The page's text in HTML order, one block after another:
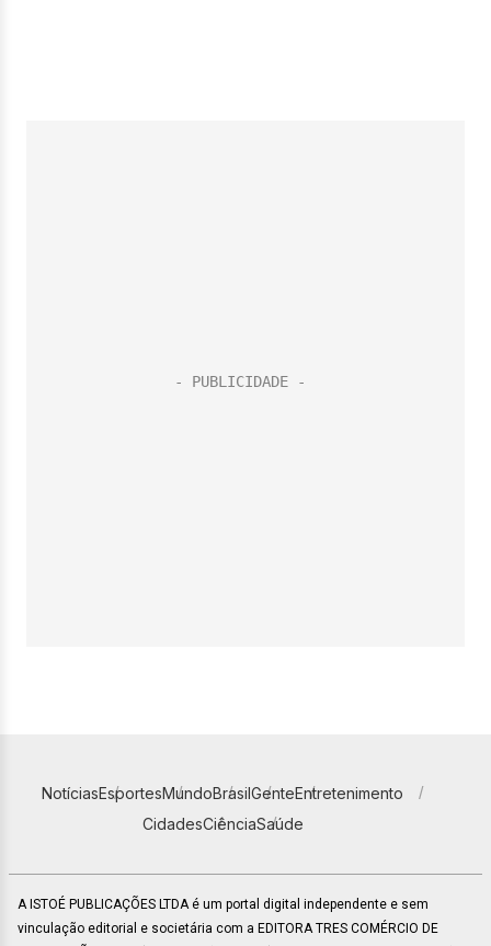
NotíciasEsportesMundoBrasilGenteEntretenimento
CidadesCiênciaSaúde
A ISTOÉ PUBLICAÇÕES LTDA é um portal digital independente e sem
vinculação editorial e societária com a EDITORA TRES COMÉRCIO DE